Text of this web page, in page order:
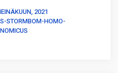
2021
STORMBOM-HOMO-